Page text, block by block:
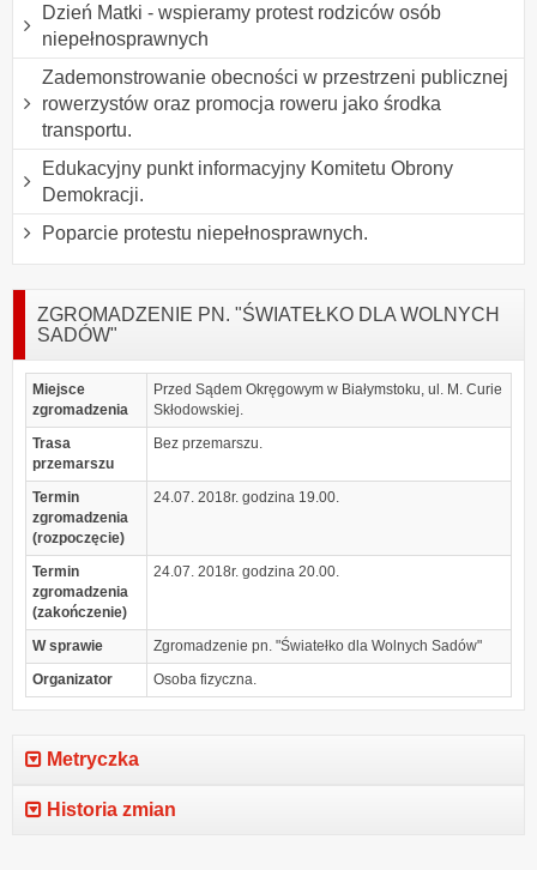
Dzień Matki - wspieramy protest rodziców osób
niepełnosprawnych
Zademonstrowanie obecności w przestrzeni publicznej
rowerzystów oraz promocja roweru jako środka
transportu.
Edukacyjny punkt informacyjny Komitetu Obrony
Demokracji.
Poparcie protestu niepełnosprawnych.
ZGROMADZENIE PN. "ŚWIATEŁKO DLA WOLNYCH
SADÓW"
Miejsce
zgromadzenia
Przed Sądem Okręgowym w Białymstoku, ul. M. Curie
Skłodowskiej.
Trasa
przemarszu
Bez przemarszu.
Termin
zgromadzenia
(rozpoczęcie)
24.07. 2018r. godzina 19.00.
Termin
zgromadzenia
(zakończenie)
24.07. 2018r. godzina 20.00.
W sprawie
Zgromadzenie pn. "Światełko dla Wolnych Sadów"
Organizator
Osoba fizyczna.
Metryczka
Historia zmian